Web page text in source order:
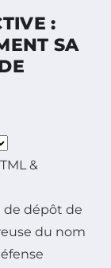
:
SA
&
de dépôt de
du nom